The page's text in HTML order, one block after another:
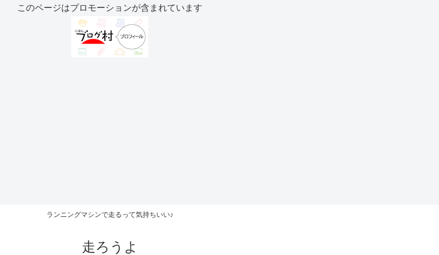
このページはプロモーションが含まれています
ランニングマシンで走るって気持ちいい♪
走ろうよ